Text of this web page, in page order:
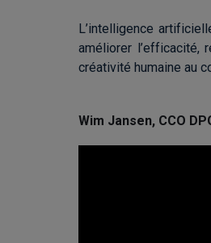
L’intelligence
améliorer l’efficacité,
créativité humaine au
Wim Jansen, CCO